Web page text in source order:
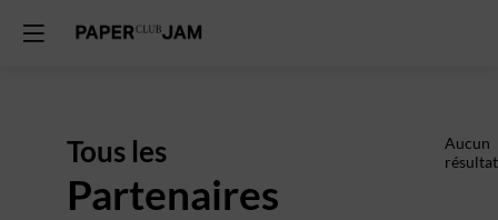
Tous les
Partenaires
Aucun
résultat